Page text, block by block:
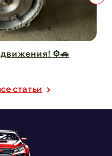
UNI-V – когда стиль и
статьи